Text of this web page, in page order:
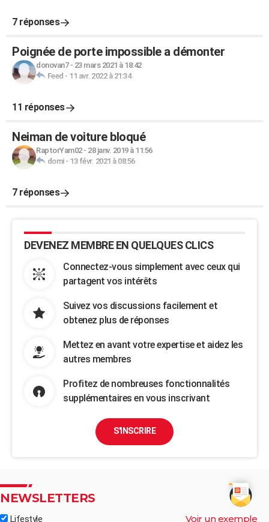
7 réponses
Poignée de porte impossible a démonter
donovan7- 23 mars 2021 à 18:42
Feed - 11 avr. 2022 à 21:34
11 réponses
Neiman de voiture bloqué
RaptorYam02- 28 janv. 2019 à 11:56
domi- 13 févr. 2021 à 08:56
7 réponses
DEVENEZ MEMBRE EN QUELQUES CLICS
Connectez-vous simplement avec ceux qui
partagent vos intérêts
Suivez vos discussions facilement et
obtenez plus de réponses
Mettez en avant votre expertise et aidez les
autres membres
Profitez de nombreuses fonctionnalités
supplémentaires en vous inscrivant
S'INSCRIRE
NEWSLETTERS
Lifestyle Voir un exemple